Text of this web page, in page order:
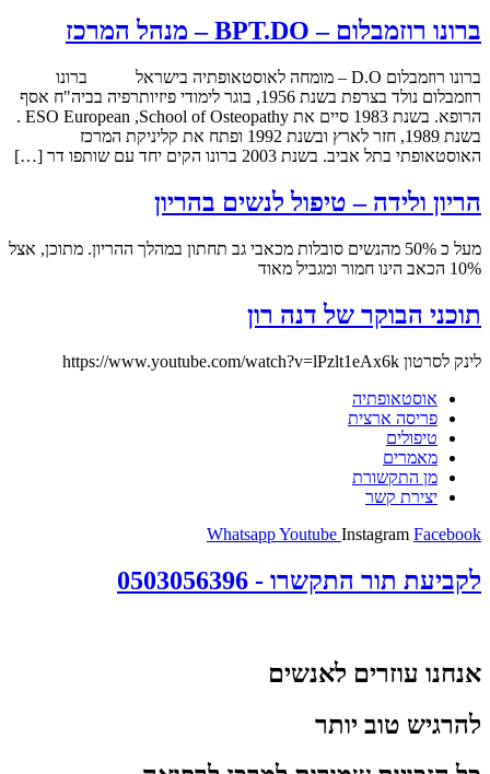
ברונו רוזמבלום – BPT.DO – מנהל המרכז
ברונו רוזמבלום D.O – מומחה לאוסטאופתיה בישראל ברונו
רוזמבלום נולד בצרפת בשנת 1956, בוגר לימודי פיזיותרפיה בביה"ח אסף
הרופא. בשנת 1983 סיים את ESO European ,School of Osteopathy .
בשנת 1989, חזר לארץ ובשנת 1992 ופתח את קליניקת המרכז
האוסטאופתי בתל אביב. בשנת 2003 ברונו הקים יחד עם שותפו דר […]
הריון ולידה – טיפול לנשים בהריון
מעל כ 50% מהנשים סובלות מכאבי גב תחתון במהלך ההריון. מתוכן, אצל
10% הכאב הינו חמור ומגביל מאוד
תוכני הבוקר של דנה רון
לינק לסרטון https://www.youtube.com/watch?v=lPzlt1eAx6k
אוסטאופתיה
פריסה ארצית
טיפולים
מאמרים
מן התקשורת
יצירת קשר
WhatsappYoutube Instagram Facebook
לקביעת תור התקשרו - 0503056396
אנחנו עוזרים לאנשים
להרגיש טוב יותר